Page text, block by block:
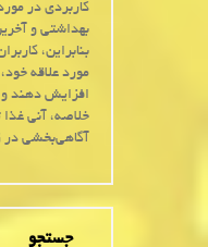
کاربردی در
بهداشتی و
بنابراین،
مورد علاقه
افزایش دهند و
خلاصه، آنی
آگاهی‌بخشی
جستجو